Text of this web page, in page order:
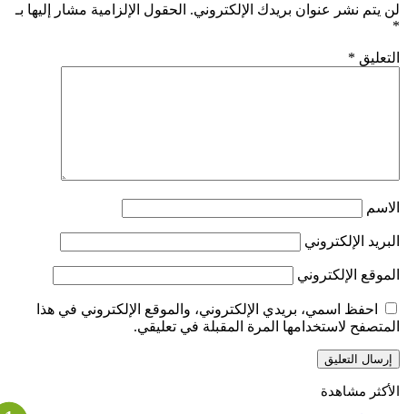
يتم نشر عنوان بريدك الإلكتروني. الحقول الإلزامية مشار إليها بـ
*
الإلكتروني
الإلكتروني
احفظ اسمي، بريدي الإلكتروني، والموقع الإلكتروني في هذا
لاستخدامها المرة المقبلة في تعليقي.
مشاهدة